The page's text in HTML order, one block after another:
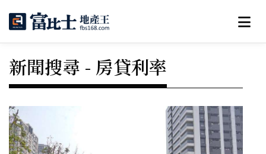
新聞搜尋 - 房貸利率